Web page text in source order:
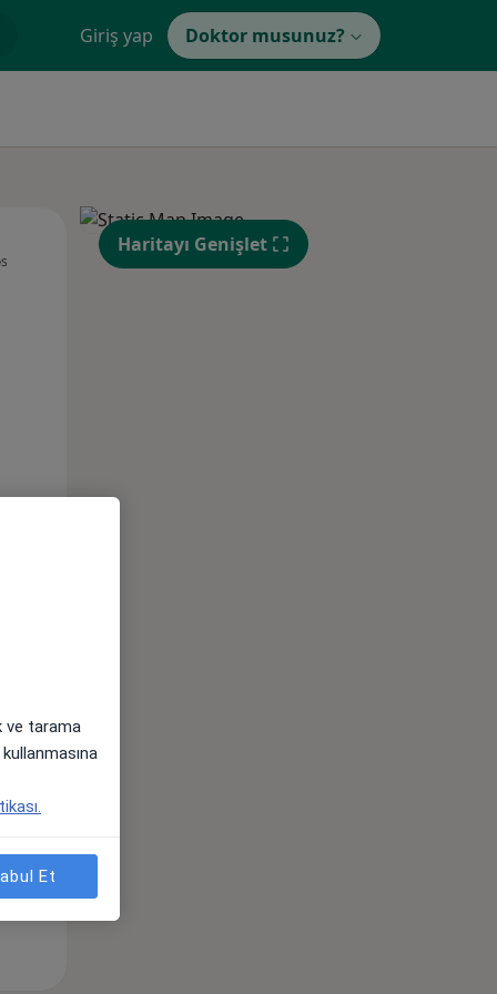
Giriş yap Doktor musunuz?
12 Ağustos
Per,
13 Ağustos
Cum,
14 Ağustos
Haritayı Genişlet
ve tarama
Et